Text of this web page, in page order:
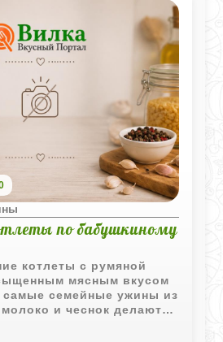
В этом рецепте
маслом и
идеально дополняет
Получается честный и
ради которого не
по бабушкиному
котлеты с румяной
мясным вкусом
самые семейные ужины из
и чеснок делают
сочным и ароматным.